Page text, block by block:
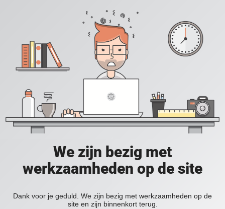
We zijn bezig met
werkzaamheden op de site
Dank voor je geduld. We zijn bezig met werkzaamheden op de
site en zijn binnenkort terug.